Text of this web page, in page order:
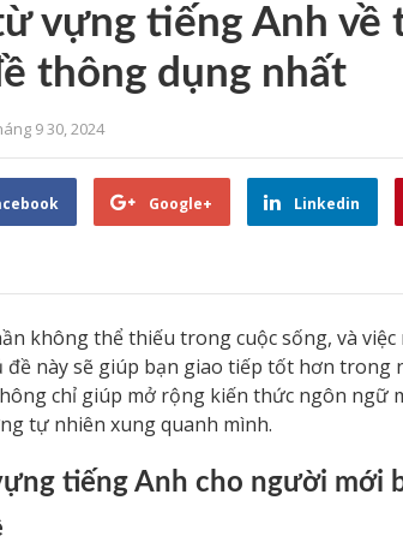
vựng tiếng Anh về
thông dụng nhất
9 30, 2024
Google+ Linkedin
không thể thiếu trong cuộc sống, và
đề này sẽ giúp bạn giao tiếp tốt hơn trong
chỉ giúp mở rộng kiến thức ngôn ngữ
tự nhiên xung quanh mình.
tiếng Anh cho người mới